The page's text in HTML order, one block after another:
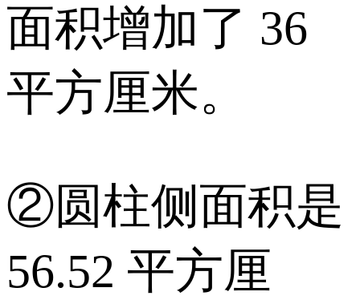
面积增加了 36
平方厘米。
②圆柱侧面积是
56.52 平方厘